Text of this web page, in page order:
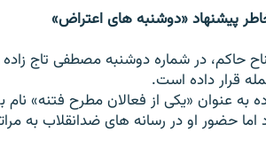
پيشنهاد «دوشنبه های اعتراض»
حاکم، در شماره دوشنبه مصطفی تاج
قرار داده است.
به عنوان «يکی از فعالان مطرح فتنه» نام
حضور او در رسانه های ضدانقلاب به